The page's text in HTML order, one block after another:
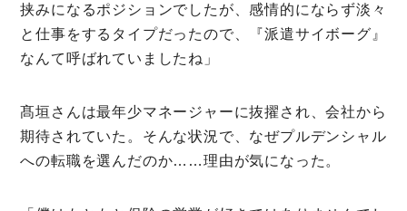
挟みになるポジションでしたが、感情的にならず淡々
と仕事をするタイプだったので、『派遣サイボーグ』
なんて呼ばれていましたね」
髙垣さんは最年少マネージャーに抜擢され、会社から
期待されていた。そんな状況で、なぜプルデンシャル
への転職を選んだのか……理由が気になった。